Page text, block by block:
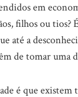
em
filhos ou tios?
até a
de tomar uma
é que existem